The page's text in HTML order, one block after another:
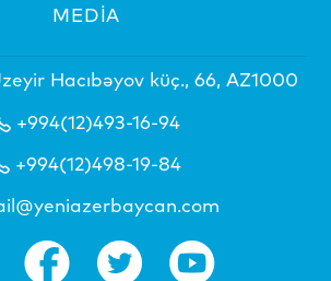
MEDİA
Hacıbəyov küç., 66, AZ1000
+994(12)493-16-94
+994(12)498-19-84